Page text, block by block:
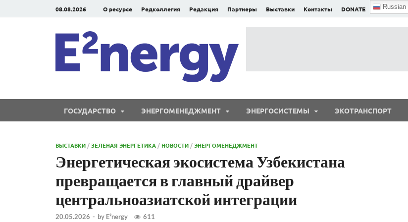
08.08.2026 О ресурсе Редколлегия Редакция Партнеры Выставки Контакты DONATE Russian
ГОСУДАРСТВО ЭНЕРГОМЕНЕДЖМЕНТ ЭНЕРГОСИСТЕМЫ ЭКОТРАНСПОРТ
ВЫСТАВКИ /ЗЕЛЕНАЯ ЭНЕРГЕТИКА /НОВОСТИ /ЭНЕРГОМЕНЕДЖМЕНТ
Энергетическая экосистема Узбекистана
превращается в главный драйвер
центральноазиатской интеграции
20.05.2026 - by E²nergy 611